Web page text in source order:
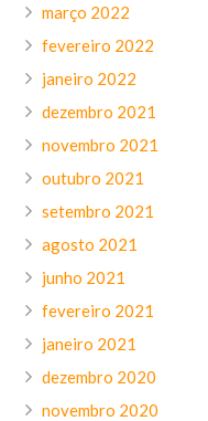
março 2022
fevereiro 2022
janeiro 2022
dezembro 2021
novembro 2021
outubro 2021
setembro 2021
agosto 2021
junho 2021
fevereiro 2021
janeiro 2021
dezembro 2020
novembro 2020